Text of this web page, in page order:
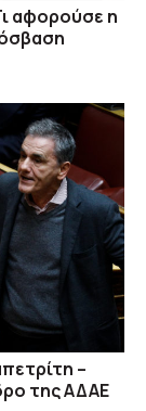
αφορούσε η
–
της ΑΔΑΕ